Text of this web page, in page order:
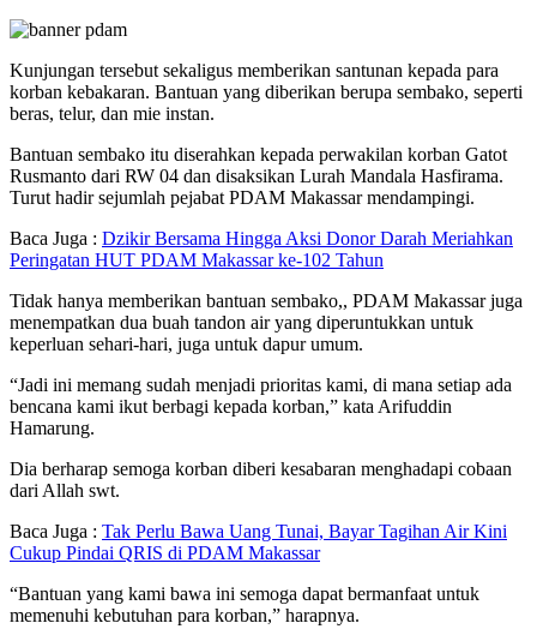
Kunjungan tersebut sekaligus memberikan santunan kepada para
korban kebakaran. Bantuan yang diberikan berupa sembako, seperti
beras, telur, dan mie instan.
Bantuan sembako itu diserahkan kepada perwakilan korban Gatot
Rusmanto dari RW 04 dan disaksikan Lurah Mandala Hasfirama.
Turut hadir sejumlah pejabat PDAM Makassar mendampingi.
Baca Juga : Dzikir Bersama Hingga Aksi Donor Darah Meriahkan
Peringatan HUT PDAM Makassar ke-102 Tahun
Tidak hanya memberikan bantuan sembako,, PDAM Makassar juga
menempatkan dua buah tandon air yang diperuntukkan untuk
keperluan sehari-hari, juga untuk dapur umum.
“Jadi ini memang sudah menjadi prioritas kami, di mana setiap ada
bencana kami ikut berbagi kepada korban,” kata Arifuddin
Hamarung.
Dia berharap semoga korban diberi kesabaran menghadapi cobaan
dari Allah swt.
Baca Juga : Tak Perlu Bawa Uang Tunai, Bayar Tagihan Air Kini
Cukup Pindai QRIS di PDAM Makassar
“Bantuan yang kami bawa ini semoga dapat bermanfaat untuk
memenuhi kebutuhan para korban,” harapnya.